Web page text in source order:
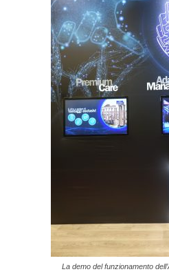
La demo del funzionamento